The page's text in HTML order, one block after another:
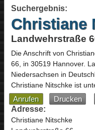
Suchergebnis:
Christiane
Landwehrstraße
Die Anschrift von
66, in 30519 Hannover.
Niedersachsen in
Christiane Nitschke ist
Anrufen Drucken
Adresse:
Christiane Nitschke